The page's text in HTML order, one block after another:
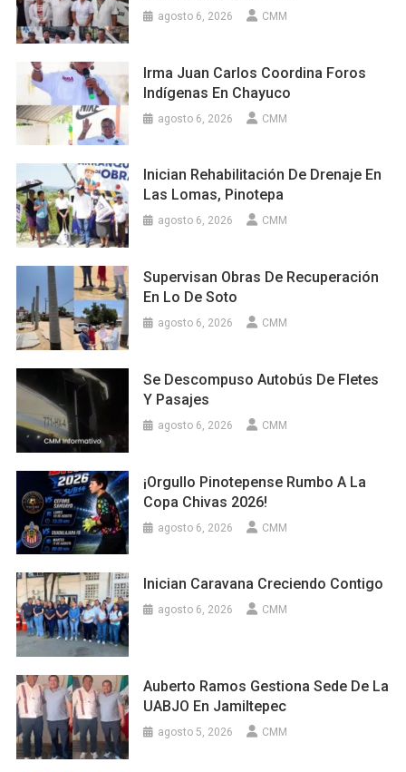
agosto 6, 2026 CMM
Irma Juan Carlos Coordina Foros
Indígenas En Chayuco
agosto 6, 2026 CMM
Inician Rehabilitación De Drenaje En
Las Lomas, Pinotepa
agosto 6, 2026 CMM
Supervisan Obras De Recuperación
En Lo De Soto
agosto 6, 2026 CMM
Se Descompuso Autobús De Fletes
Y Pasajes
agosto 6, 2026 CMM
¡Orgullo Pinotepense Rumbo A La
Copa Chivas 2026!
agosto 6, 2026 CMM
Inician Caravana Creciendo Contigo
agosto 6, 2026 CMM
Auberto Ramos Gestiona Sede De La
UABJO En Jamiltepec
agosto 5, 2026 CMM